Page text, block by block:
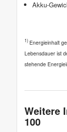
Akku-
1) Energieinhalt
Lebensdauer ist
stehende
Weitere
100